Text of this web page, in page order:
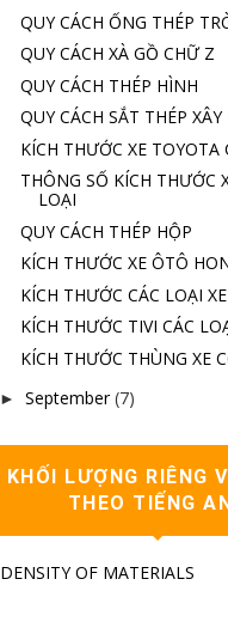
QUY CÁCH ỐNG THÉP
QUY CÁCH XÀ GỒ CHỮ Z
QUY CÁCH THÉP HÌNH
QUY CÁCH SẮT THÉP
KÍCH THƯỚC XE TOYOTA
THÔNG SỐ KÍCH THƯỚC
LOẠI
QUY CÁCH THÉP HỘP
KÍCH THƯỚC XE ÔTÔ
KÍCH THƯỚC CÁC LOẠI
KÍCH THƯỚC TIVI CÁC
KÍCH THƯỚC THÙNG XE
► September (7)
KHỐI LƯỢNG RIÊNG
THEO TIẾNG
DENSITY OF MATERIALS